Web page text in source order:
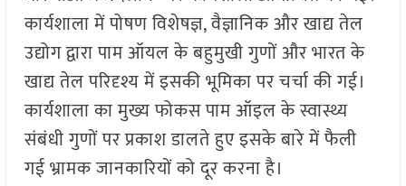
कार्यशाला में पोषण विशेषज्ञ, वैज्ञानिक और खाद्य तेल
उद्योग द्वारा पाम ऑयल के बहुमुखी गुणों और भारत के
खाद्य तेल परिदृश्य में इसकी भूमिका पर चर्चा की गई।
कार्यशाला का मुख्य फोकस पाम ऑइल के स्वास्थ्य
संबंधी गुणों पर प्रकाश डालते हुए इसके बारे में फैली
गई भ्रामक जानकारियों को दूर करना है।